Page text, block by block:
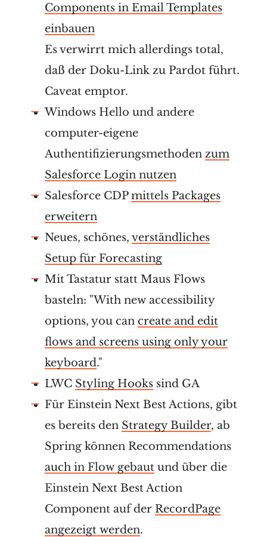
Components in Email Templates
einbauen
Es verwirrt mich allerdings total,
daß der Doku-Link zu Pardot führt.
Caveat emptor.
Windows Hello und andere
computer-eigene
Authentifizierungsmethoden zum
Salesforce Login nutzen
Salesforce CDPmittels Packages
erweitern
Neues, schönes, verständliches
Setup für Forecasting
Mit Tastatur statt Maus Flows
basteln: "With new accessibility
options, you can create and edit
flows and screens using only your
keyboard."
LWC Styling Hooks sind GA
Für Einstein Next Best Actions, gibt
es bereits den Strategy Builder, ab
Spring können Recommendations
auch in Flow gebaut und über die
Einstein Next Best Action
Component auf der RecordPage
angezeigt werden.